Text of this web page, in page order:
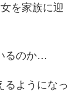
を家族に迎
るのか…
るようになっ